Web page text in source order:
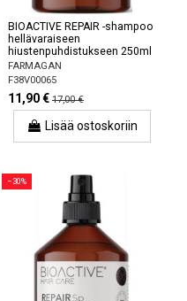
BIOACTIVE REPAIR -shampoo
hellävaraiseen
hiustenpuhdistukseen 250ml
FARMAGAN
F38V00065
11,90 € 17,00 €
Lisää ostoskoriin
−30%